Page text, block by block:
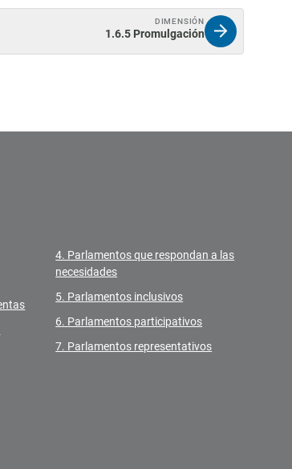
DIMENSIÓN
1.6.5 Promulgación
4. Parlamentos que respondan a las
necesidades
5. Parlamentos inclusivos
6. Parlamentos participativos
7. Parlamentos representativos